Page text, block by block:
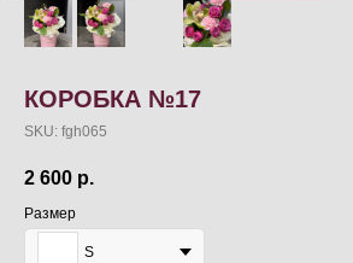
КОРОБКА №17
SKU: fgh065
2 600 р.
Размер
S